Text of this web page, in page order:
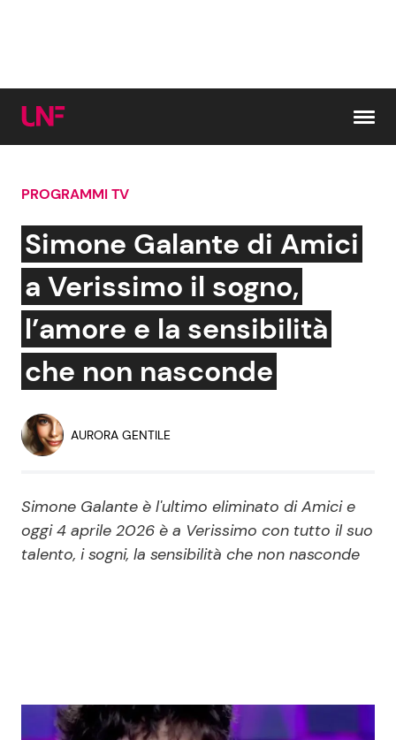
Cerca:
News e Cronaca
Attualità Italiana
Dal Mondo
Economia
Persone Scomparse
Politica
Gossip e TV
Bellezze VIP
Coppie VIP
Reality e Talent
Soap Opera
News Musica
PROGRAMMI TV
Simone Galante di Amici
a Verissimo il sogno,
l’amore e la sensibilità
che non nasconde
AURORA GENTILE
Simone Galante è l'ultimo eliminato di Amici e
oggi 4 aprile 2026 è a Verissimo con tutto il suo
talento, i sogni, la sensibilità che non nasconde